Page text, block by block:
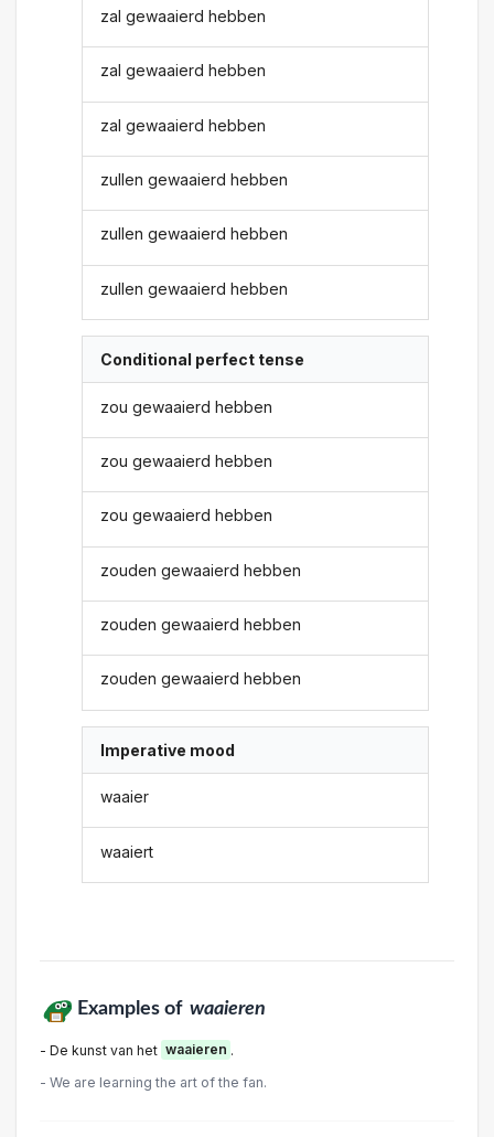
zal gewaaierd hebben
zal gewaaierd hebben
zal gewaaierd hebben
zullen gewaaierd hebben
zullen gewaaierd hebben
zullen gewaaierd hebben
Conditional perfect tense
zou gewaaierd hebben
zou gewaaierd hebben
zou gewaaierd hebben
zouden gewaaierd hebben
zouden gewaaierd hebben
zouden gewaaierd hebben
Imperative mood
waaier
waaiert
Examples of waaieren
- De kunst van het waaieren .
- We are learning the art of the fan.